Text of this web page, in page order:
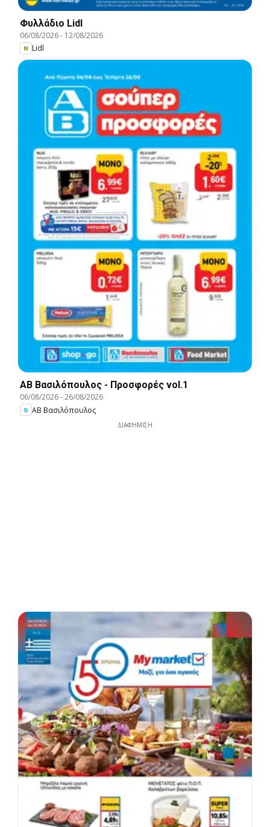
Φυλλάδιο Lidl
06/08/2026- 12/08/2026
Lidl
ΑΒ Βασιλόπουλος - Προσφορές vol.1
06/08/2026-26/08/2026
ΑΒ Βασιλόπουλος
ΔΙΑΦΉΜΙΣΗ